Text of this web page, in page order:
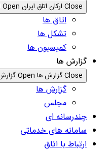
Close ارکان اتاق ایران Open ارکان اتاق ایران
اتاق ها
تشکل ها
کمیسیون ها
گزارش ها
Close گزارش ها Open گزارش ها
گزارش ها
مجلس
چندرسانه ای
سامانه های خدماتی
ارتباط با اتاق